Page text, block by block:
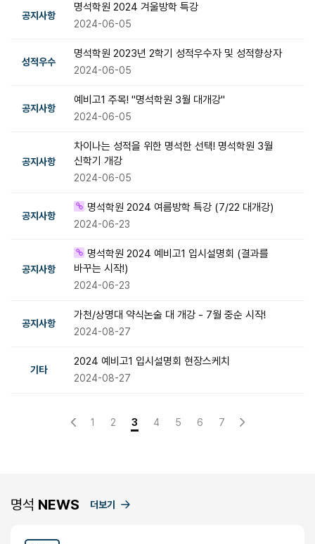
공지사항
명석학원 2024 겨울방학 특강
2024-06-05
성적우수
명석학원 2023년 2학기 성적우수자 및 성적향상자
2024-06-05
공지사항
예비고1 주목! "명석학원 3월 대개강"
2024-06-05
공지사항
차이나는 성적을 위한 명석한 선택! 명석학원 3월
신학기 개강
2024-06-05
공지사항
명석학원 2024 여름방학 특강 (7/22 대개강)
2024-06-23
공지사항
명석학원 2024 예비고1 입시설명회 (결과를
바꾸는 시작!)
2024-06-23
공지사항
가천/상명대 약식논술 대 개강 - 7월 중순 시작!
2024-08-27
기타
2024 예비고1 입시설명회 현장스케치
2024-08-27
1 2 3 4 5 6 7
명석 NEWS 더보기